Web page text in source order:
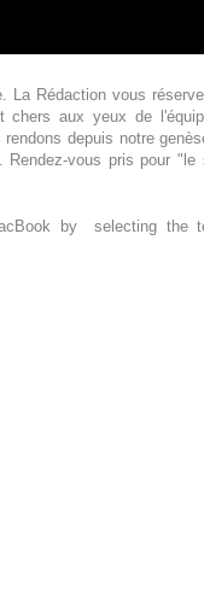
Rédaction vous
aux yeux de
depuis notre
vous pris pour
by selecting the